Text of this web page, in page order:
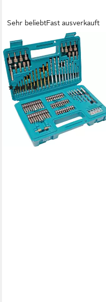
Sehr beliebtFast ausverkauft
MAKITA
Bohrer- und Bitset B-68432,
102-teilig, inkl.
Aufbewahrungskoffer
(64)
ab 43,24 €
lieferbar - in 3-4 Werktagen bei dir